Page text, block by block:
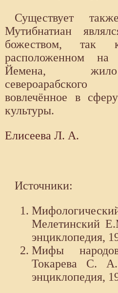
Существует
Мутибнатиан
божеством, так
расположенном на
Йемена,
североарабского
вовлечённое в
культуры.
Елисеева Л. А.
Источники:
Мелетинский
энциклопедия,
Мифы
Токарева С.
энциклопедия,